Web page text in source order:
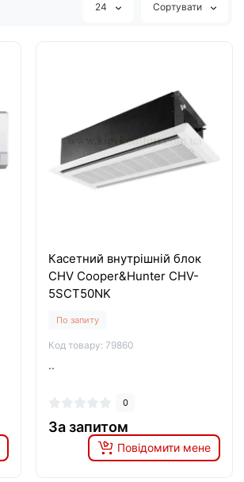
24 Сортувати
Касетний внутрішній блок
CHV Cooper&Hunter CHV-
5SCT50NK
По запиту
Код товару: 79860
..
0
За запитом
Повідомити мене